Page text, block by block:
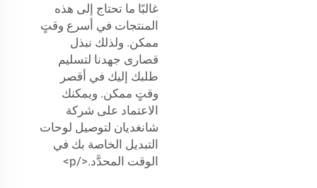
غالبًا ما تحتاج إلى هذه
المنتجات في أسرع وقتٍ
ممكن. ولذلك نبذل
قصارى جهدنا لتسليم
طلبك إليك في أقصر
وقتٍ ممكن. ويمكنك
الاعتماد على شركة
شانغديان لتوصيل لوحات
التبديل الخاصة بك في
الوقت المحدَّد.</p>